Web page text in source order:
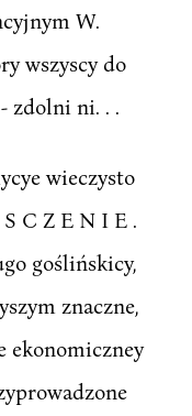
W.
wszyscy do
ni. . .
wieczysto
C Z E N I E .
goślińskicy,
znaczne,
ekonomiczney